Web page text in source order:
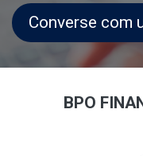
Converse com
BPO